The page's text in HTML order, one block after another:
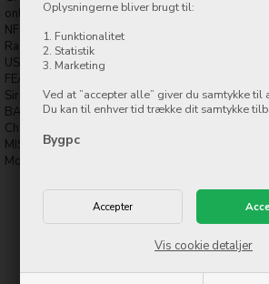
Oplysningerne bliver brugt til:
1. Funktionalitet
2. Statistik
3. Marketing
Ved at ”accepter alle” giver du samtykke til
Du kan til enhver tid trække dit samtykke
Bygpc
Vis cookie detaljer
only)
NFC No
Radio No
USB USB Type-C 4 (Thunderbolt 4), DisplayPort;
FEATURES Sensors Face ID, accelerometer, gyro,
Siri natural language commands and dictation
BATTERY Type Li-Po 7538 mAh (28.65 Wh),
Charging Fast charging 18W
MISC Colors Silver, Space Gray
Models A2301, A2459, A2460, iPad13,4,